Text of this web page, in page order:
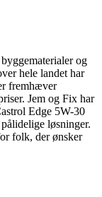
og
hele landet har
fremhæver
Jem og Fix har
Edge 5W-30
løsninger.
folk, der ønsker